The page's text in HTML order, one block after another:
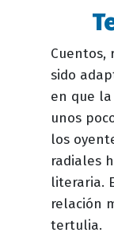
Cuentos,
sido
en que
unos
los
radiales
literaria.
relación
tertulia.